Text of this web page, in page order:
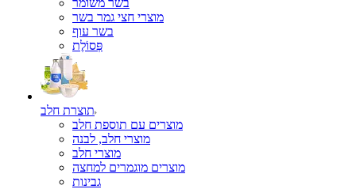
בשר משומר
מוצרי חצי גמר בשר
בשר עוף
פְּסוֹלֶת
תוצרת חלב
מוצרים עם תוספת חלב
מוצרי חלב, לבנה
מוצרי חלב
מוצרים מוגמרים למחצה
גבינות